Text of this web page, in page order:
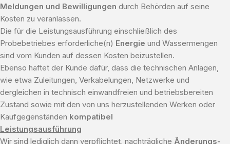
Meldungen und Bewilligungen durch Behörden auf seine
Kosten zu veranlassen.
Die für die Leistungsausführung einschließlich des
Probebetriebes erforderliche(n) Energie und Wassermengen
sind vom Kunden auf dessen Kosten beizustellen.
Ebenso haftet der Kunde dafür, dass die technischen Anlagen,
wie etwa Zuleitungen, Verkabelungen, Netzwerke und
dergleichen in technisch einwandfreien und betriebsbereiten
Zustand sowie mit den von uns herzustellenden Werken oder
Kaufgegenständen kompatibel
Leistungsausführung
Wir sind lediglich dann verpflichtet, nachträgliche Änderungs-